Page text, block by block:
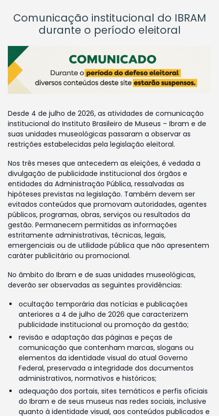
Comunicação institucional do IBRAM
durante o período eleitoral
Desde 4 de julho de 2026, as atividades de comunicação
institucional do Instituto Brasileiro de Museus – Ibram e de
suas unidades museológicas passaram a observar as
restrições estabelecidas pela legislação eleitoral.
Nos três meses que antecedem as eleições, é vedada a
divulgação de publicidade institucional dos órgãos e
entidades da Administração Pública, ressalvadas as
hipóteses previstas na legislação. Também devem ser
evitados conteúdos que promovam autoridades, agentes
públicos, programas, obras, serviços ou resultados da
gestão. Permanecem permitidas as informações
estritamente administrativas, técnicas, legais,
emergenciais ou de utilidade pública que não apresentem
caráter publicitário ou promocional.
No âmbito do Ibram e de suas unidades museológicas,
deverão ser observadas as seguintes providências:
ocultação temporária das notícias e publicações
anteriores a 4 de julho de 2026 que caracterizem
publicidade institucional ou promoção da gestão;
revisão e adaptação das páginas e peças de
comunicação que contenham marcas, slogans ou
elementos da identidade visual do atual Governo
Federal, preservada a integridade dos documentos
administrativos, normativos e históricos;
adequação dos portais, sites temáticos e perfis oficiais
do Ibram e de seus museus nas redes sociais, inclusive
quanto à identidade visual, aos conteúdos publicados e